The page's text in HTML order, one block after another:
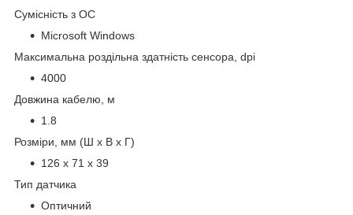
Сумісність з ОС
Microsoft Windows
Максимальна роздільна здатність сенсора, dpi
4000
Довжина кабелю, м
1.8
Розміри, мм (Ш х В х Г)
126 x 71 x 39
Тип датчика
Оптичний